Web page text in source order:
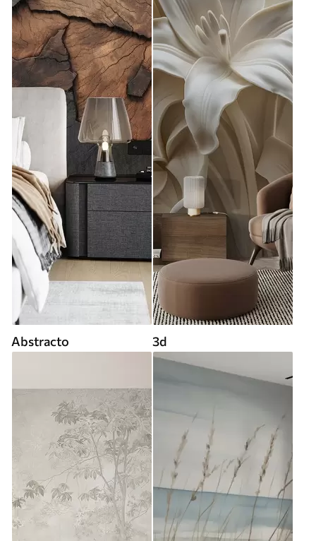
Abstracto 3d